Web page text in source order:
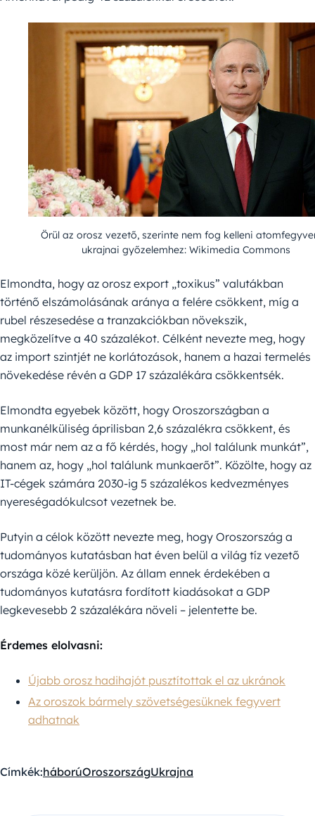
Örül az orosz vezető, szerinte nem fog kelleni
ukrajnai győzelemhez: Wikimedia Commons
Elmondta, hogy az orosz export „toxikus” valutákban
történő elszámolásának aránya a felére csökkent, míg a
rubel részesedése a tranzakciókban növekszik,
megközelítve a 40 százalékot. Célként nevezte meg, hogy
az import szintjét ne korlátozások, hanem a hazai termelés
növekedése révén a GDP 17 százalékára csökkentsék.
Elmondta egyebek között, hogy Oroszországban a
munkanélküliség áprilisban 2,6 százalékra csökkent, és
most már nem az a fő kérdés, hogy „hol találunk munkát”,
hanem az, hogy „hol találunk munkaerőt”. Közölte, hogy az
IT-cégek számára 2030-ig 5 százalékos kedvezményes
nyereségadókulcsot vezetnek be.
Putyin a célok között nevezte meg, hogy Oroszország a
tudományos kutatásban hat éven belül a világ tíz vezető
országa közé kerüljön. Az állam ennek érdekében a
tudományos kutatásra fordított kiadásokat a GDP
legkevesebb 2 százalékára növeli – jelentette be.
Érdemes elolvasni:
Újabb orosz hadihajót pusztítottak el az ukránok
Az oroszok bármely szövetségesüknek fegyvert
adhatnak
Címkék:háborúOroszországUkrajna